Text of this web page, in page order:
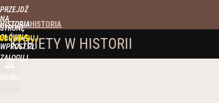
PRZEJDŹ
NA
STRONĘ
GŁÓWNĄ
WPROST.PL
HISTORIA
ZALOGUJ
MENU
KOBIETY W HISTORII